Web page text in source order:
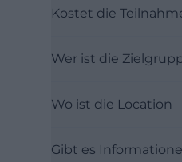
Kostet die
Wer ist die
Wo ist die Location
Gibt es